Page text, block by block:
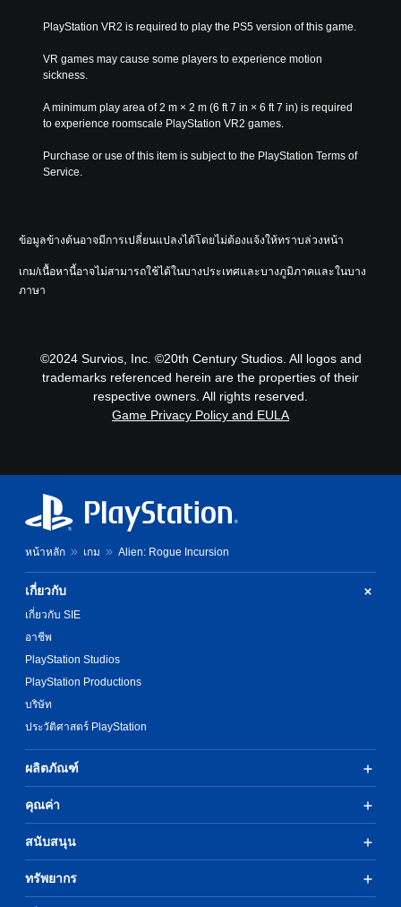
PlayStation VR2 is required to play the PS5 version of this game.
VR games may cause some players to experience motion
sickness.
A minimum play area of 2 m × 2 m (6 ft 7 in × 6 ft 7 in) is required
to experience roomscale PlayStation VR2 games.
Purchase or use of this item is subject to the PlayStation Terms of
Service.
ข้อมูลข้างต้นอาจมีการเปลี่ยนแปลงได้โดยไม่ต้องแจ้งให้ทราบล่วงหน้า
เกม/เนื้อหานี้อาจไม่สามารถใช้ได้ในบางประเทศและบางภูมิภาคและในบาง
ภาษา
©2024 Survios, Inc. ©20th Century Studios. All logos and
trademarks referenced herein are the properties of their
respective owners. All rights reserved.
Game Privacy Policy and EULA
หน้าหลัก เกม Alien: Rogue Incursion
เกี่ยวกับ
เกี่ยวกับ SIE
อาชีพ
PlayStation Studios
PlayStation Productions
บริษัท
ประวัติศาสตร์ PlayStation
ผลิตภัณฑ์
คุณค่า
สนับสนุน
ทรัพยากร